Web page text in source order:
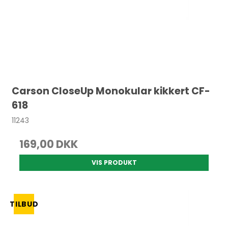
Carson CloseUp Monokular kikkert CF-
618
11243
169,00 DKK
VIS PRODUKT
TILBUD